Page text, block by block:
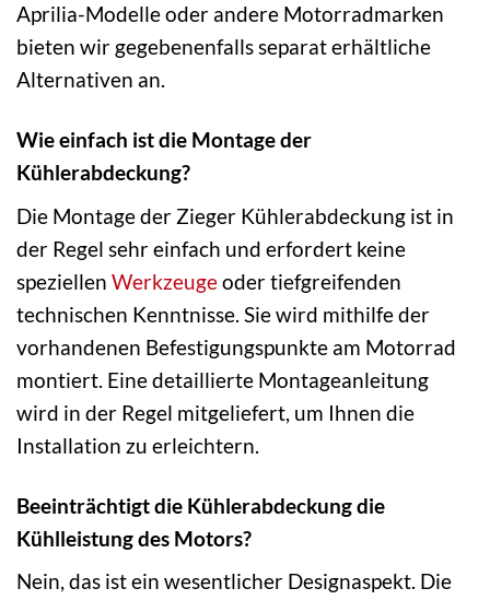
Aprilia-Modelle oder andere Motorradmarken
bieten wir gegebenenfalls separat erhältliche
Alternativen an.
Wie einfach ist die Montage der
Kühlerabdeckung?
Die Montage der Zieger Kühlerabdeckung ist in
der Regel sehr einfach und erfordert keine
speziellen Werkzeugeoder tiefgreifenden
technischen Kenntnisse. Sie wird mithilfe der
vorhandenen Befestigungspunkte am Motorrad
montiert. Eine detaillierte Montageanleitung
wird in der Regel mitgeliefert, um Ihnen die
Installation zu erleichtern.
Beeinträchtigt die Kühlerabdeckung die
Kühlleistung des Motors?
Nein, das ist ein wesentlicher Designaspekt. Die